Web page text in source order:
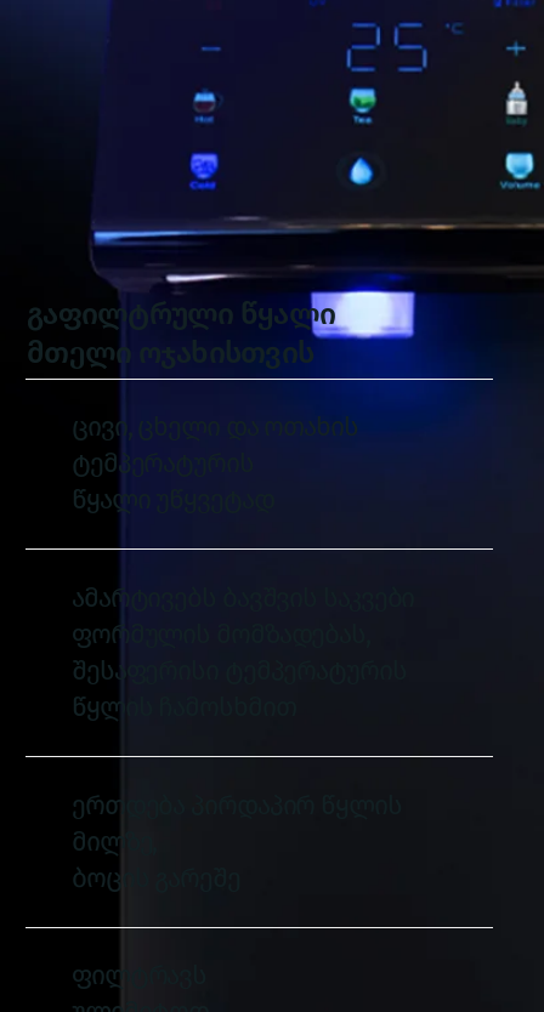
გაფილტრული წყალი
მთელი ოჯახისთვის
ცივი, ცხელი და ოთახის
ტემპერატურის
წყალი უწყვეტად
ამარტივებს ბავშვის საკვები
ფორმულის მომზადებას,
შესაფერისი ტემპერატურის
წყლის ჩამოსხმით
ერთდება პირდაპირ წყლის
მილზე,
ბოცის გარეშე
ფილტრავს